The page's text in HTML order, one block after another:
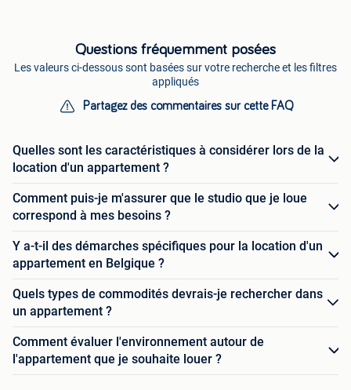
Questions fréquemment posées
Les valeurs ci-dessous sont basées sur votre recherche et les filtres
appliqués
Partagez des commentaires sur cette FAQ
Quelles sont les caractéristiques à considérer lors de la
location d'un appartement ?
Comment puis-je m'assurer que le studio que je loue
correspond à mes besoins ?
Y a-t-il des démarches spécifiques pour la location d'un
appartement en Belgique ?
Quels types de commodités devrais-je rechercher dans
un appartement ?
Comment évaluer l'environnement autour de
l'appartement que je souhaite louer ?